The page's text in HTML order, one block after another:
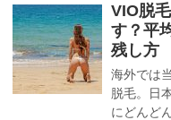
VIO脱
す？平
残し方
海外では
脱毛。日
にどんど